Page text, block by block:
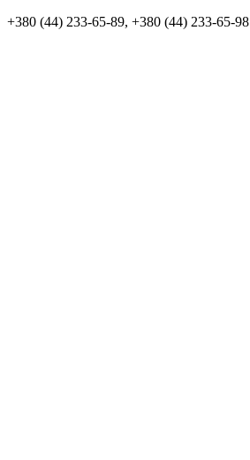
+380 (44) 233-65-89, +380 (44) 233-65-98